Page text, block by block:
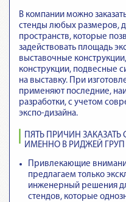
В компании можно
стенды любых размеров,
пространств, которые
задействовать площадь
выставочные
конструкции, подвесные
на выставку. При
применяют последние,
разработки, с учетом
экспо-дизайна.
ПЯТЬ ПРИЧИН ЗАКАЗАТЬ
ИМЕННО В РИДЖЕЙ ГРУП
Привлекающие
предлагаем только
инженерный решения
стендов, которые